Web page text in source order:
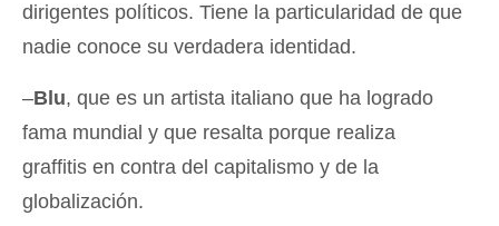
dirigentes políticos. Tiene la particularidad de que
nadie conoce su verdadera identidad.
–Blu, que es un artista italiano que ha logrado
fama mundial y que resalta porque realiza
graffitis en contra del capitalismo y de la
globalización.